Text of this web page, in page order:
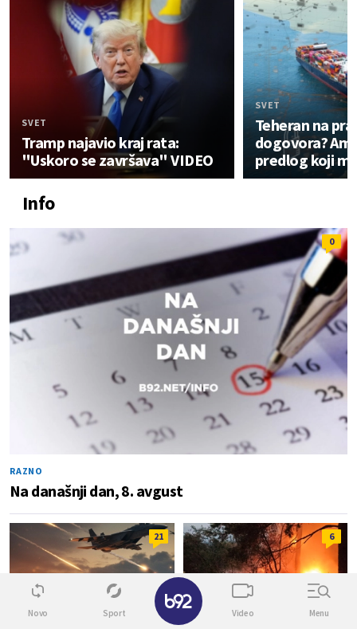
SVET
Tramp najavio kraj rata:
"Uskoro se završava" VIDEO
SVET
Teheran na
dogovora?
predlog koji
Info
0
RAZNO
Na današnji dan, 8. avgust
21 6
Novo Sport Video Menu
✕